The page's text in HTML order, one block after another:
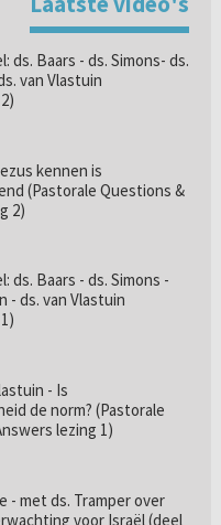
ds. Baars - ds. Simons- ds.
van Vlastuin
kennen is
(Pastorale Questions &
2)
ds. Baars - ds. Simons -
- ds. van Vlastuin
- Is
de norm? (Pastorale
lezing 1)
- met ds. Tramper over
voor Israël (deel